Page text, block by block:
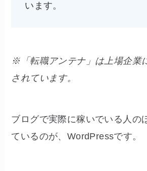
います。
※「転職アンテナ」は上場企業
されています。
ブログで実際に稼いでいる人の
ているのが、WordPressです。